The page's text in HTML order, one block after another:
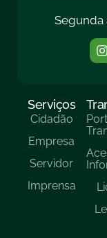
Segunda
Serviços
Cidadão
Empresa
Servidor
Imprensa